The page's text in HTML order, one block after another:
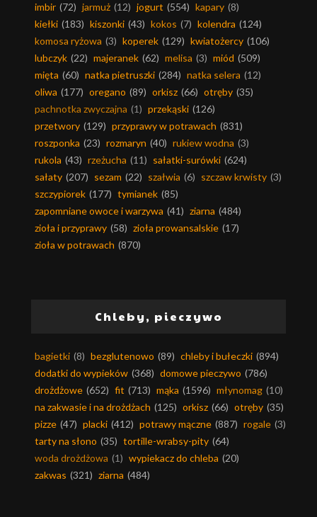
imbir (72) jarmuż (12) jogurt (554) kapary (8)
kiełki (183) kiszonki (43) kokos (7) kolendra (124)
komosa ryżowa (3) koperek (129) kwiatożercy (106)
lubczyk (22) majeranek (62) melisa (3) miód (509)
mięta (60) natka pietruszki (284) natka selera (12)
oliwa (177) oregano (89) orkisz (66) otręby (35)
pachnotka zwyczajna (1) przekąski (126)
przetwory (129) przyprawy w potrawach (831)
roszponka (23) rozmaryn (40) rukiew wodna (3)
rukola (43) rzeżucha (11) sałatki-surówki (624)
sałaty (207) sezam (22) szałwia (6) szczaw krwisty (3)
szczypiorek (177) tymianek (85)
zapomniane owoce i warzywa (41) ziarna (484)
zioła i przyprawy (58) zioła prowansalskie (17)
zioła w potrawach (870)
Chleby, pieczywo
bagietki (8) bezglutenowo (89) chleby i bułeczki (894)
dodatki do wypieków (368) domowe pieczywo (786)
drożdżowe (652) fit (713) mąka (1596) młynomag (10)
na zakwasie i na drożdżach (125) orkisz (66) otręby (35)
pizze (47) placki (412) potrawy mączne (887) rogale (3)
tarty na słono (35) tortille-wrabsy-pity (64)
woda drożdżowa (1) wypiekacz do chleba (20)
zakwas (321) ziarna (484)